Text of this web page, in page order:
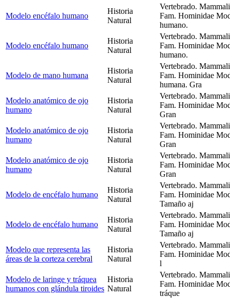
Modelo encéfalo humano
Historia
Natural
Vertebrado.
Fam. Hominidae
humano.
Modelo encéfalo humano
Historia
Natural
Vertebrado.
Fam. Hominidae
humano.
Modelo de mano humana
Historia
Natural
Vertebrado.
Fam. Hominidae
humana. Gra
Modelo anatómico de ojo
humano
Historia
Natural
Vertebrado.
Fam. Hominidae
Gran
Modelo anatómico de ojo
humano
Historia
Natural
Vertebrado.
Fam. Hominidae
Gran
Modelo anatómico de ojo
humano
Historia
Natural
Vertebrado.
Fam. Hominidae
Gran
Modelo de encéfalo humano
Historia
Natural
Vertebrado.
Fam. Hominidae
Tamaño aj
Modelo de encéfalo humano
Historia
Natural
Vertebrado.
Fam. Hominidae
Tamaño aj
Modelo que representa las
áreas de la corteza cerebral
Historia
Natural
Vertebrado.
Fam. Hominidae
l
Modelo de laringe y tráquea
humanos con glándula tiroides
Historia
Natural
Vertebrado.
Fam. Hominidae
tráque